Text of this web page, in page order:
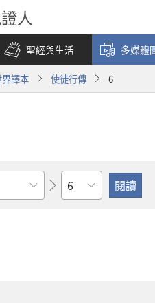
人
聖經與生活 多媒體
譯本 使徒行傳 6
章